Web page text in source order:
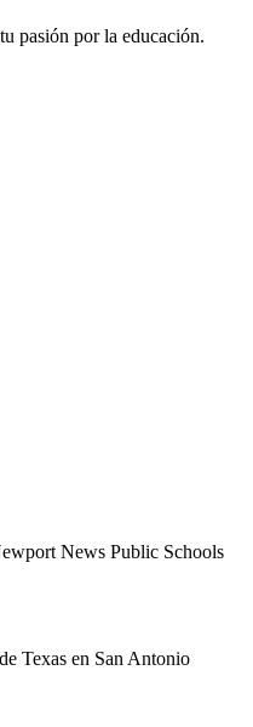
pasión por la educación.
News Public Schools
Texas en San Antonio